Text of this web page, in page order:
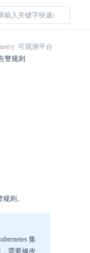
可观测平台
警规则
则。
集
需要修改